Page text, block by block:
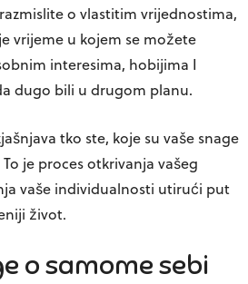
o vlastitim vrijednostima,
vrijeme u kojem se možete
interesima, hobijima I
dugo bili u drugom planu.
tko ste, koje su vaše snage
je proces otkrivanja vašeg
vaše individualnosti utirući put
život.
o samome sebi